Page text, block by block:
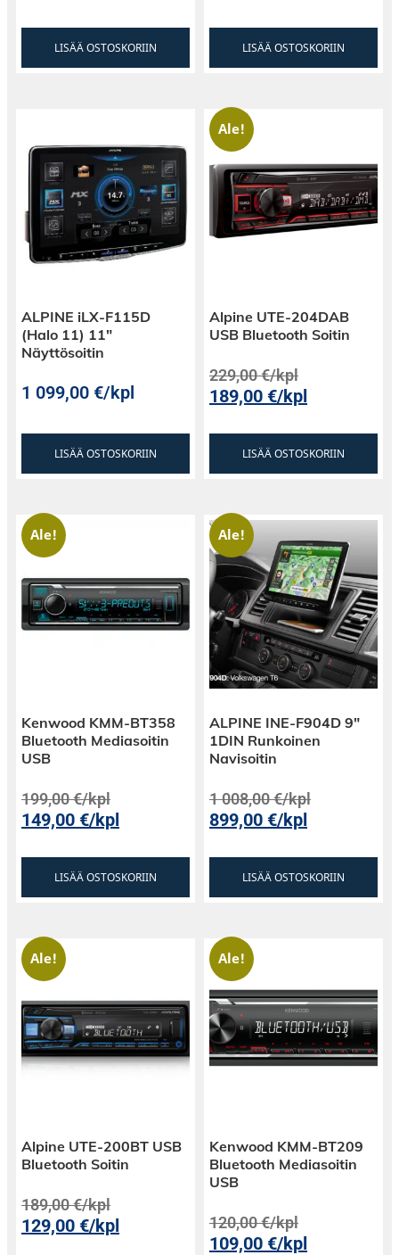
LISÄÄ OSTOSKORIIN LISÄÄ OSTOSKORIIN
ALPINE iLX-F115D
(Halo 11) 11″
Näyttösoitin
1 099,00€/kpl
LISÄÄ OSTOSKORIIN
Ale!
Alpine UTE-204DAB
USB Bluetooth Soitin
229,00€/kpl
189,00€/kpl
LISÄÄ OSTOSKORIIN
Ale!
Kenwood KMM-BT358
Bluetooth Mediasoitin
USB
199,00€/kpl
149,00€/kpl
LISÄÄ OSTOSKORIIN
Ale!
ALPINE INE-F904D 9″
1DIN Runkoinen
Navisoitin
1 008,00€/kpl
899,00€/kpl
LISÄÄ OSTOSKORIIN
Ale!
Alpine UTE-200BT USB
Bluetooth Soitin
189,00€/kpl
129,00€/kpl
Ale!
Kenwood KMM-BT209
Bluetooth Mediasoitin
USB
120,00€/kpl
109,00€/kpl